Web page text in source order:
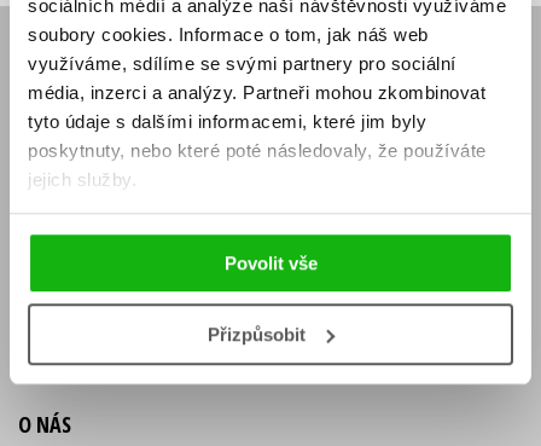
sociálních médií a analýze naší návštěvnosti využíváme
soubory cookies. Informace o tom, jak náš web
využíváme, sdílíme se svými partnery pro sociální
média, inzerci a analýzy. Partneři mohou zkombinovat
tyto údaje s dalšími informacemi, které jim byly
poskytnuty, nebo které poté následovaly, že používáte
jejich služby.
Povolit vše
Přizpůsobit
E-SHOP
Aktuality
Naši autoři
Obchodní podmínky
Jak nakoupit
Knižní novinky
Dárkové poukazy
Affiliate program
KONTAKTY
Sídlo společnosti
Kontakty Albatros Media
O NÁS